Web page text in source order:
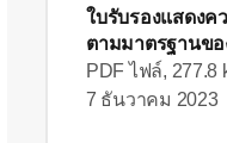
ใบรับรองแสดงค
ตามมาตรฐานข
English (US)
PDF ไฟล์, 277.8
7 ธันวาคม 2023